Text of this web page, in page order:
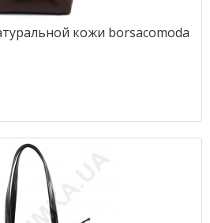
кожи borsacomoda